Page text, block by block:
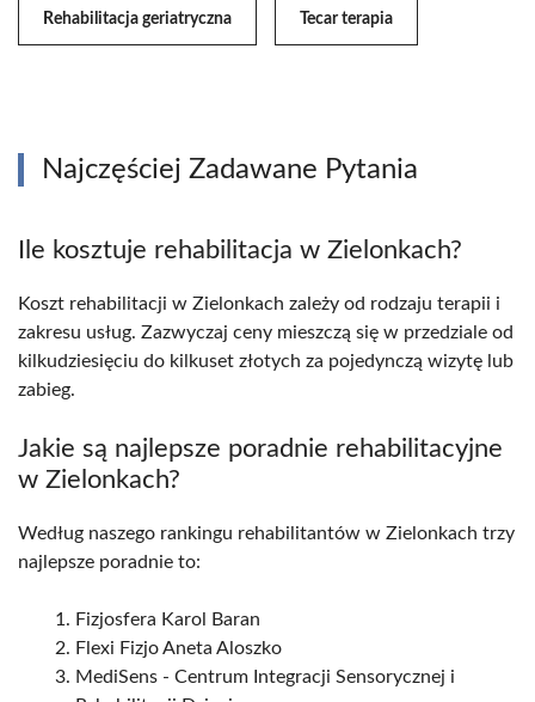
Rehabilitacja geriatryczna Tecar terapia
Najczęściej Zadawane Pytania
Ile kosztuje rehabilitacja w Zielonkach?
Koszt rehabilitacji w Zielonkach zależy od rodzaju terapii i
zakresu usług. Zazwyczaj ceny mieszczą się w przedziale od
kilkudziesięciu do kilkuset złotych za pojedynczą wizytę lub
zabieg.
Jakie są najlepsze poradnie rehabilitacyjne
w Zielonkach?
Według naszego rankingu rehabilitantów w Zielonkach trzy
najlepsze poradnie to:
Fizjosfera Karol Baran
Flexi Fizjo Aneta Aloszko
MediSens - Centrum Integracji Sensorycznej i